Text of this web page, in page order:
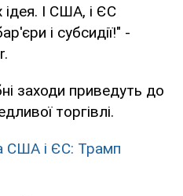
І США, і ЄС
і субсидії!" -
заходи приведуть до
торгівлі.
США і ЄС: Трамп